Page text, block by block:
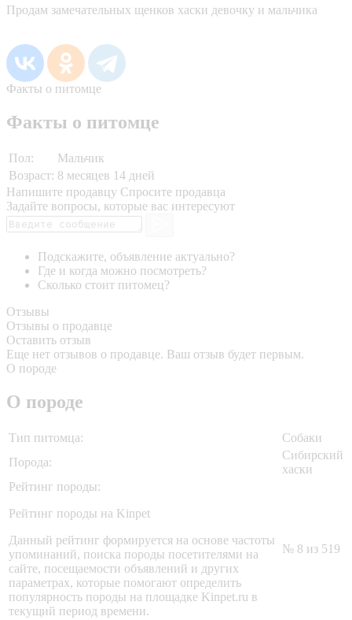
Продам замечательных щенков хаски девочку и мальчика
Факты о питомце
Факты о питомце
Пол:
Мальчик
Возраст: 8 месяцев 14 дней
Напишите продавцу Спросите продавца
Задайте вопросы, которые вас интересуют
Подскажите, объявление актуально?
Где и когда можно посмотреть?
Сколько стоит питомец?
Отзывы
Отзывы о продавце
Оставить отзыв
Еще нет отзывов о продавце. Ваш отзыв будет первым.
О породе
О породе
Тип питомца:
Собаки
Порода:
Сибирский
хаски
Рейтинг породы:
Рейтинг породы на Kinpet
Данный рейтинг формируется на основе частоты
упоминаний, поиска породы посетителями на
сайте, посещаемости объявлений и других
параметрах, которые помогают определить
популярность породы на площадке Kinpet.ru в
текущий период времени.
№ 8 из 519